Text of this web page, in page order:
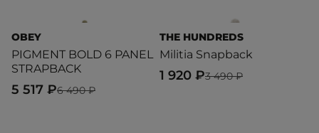
OBEY
PIGMENT BOLD 6 PANEL
STRAPBACK
6 490 ₽
5 517 ₽
THE HUNDREDS
Militia Snapback
3 490 ₽
1 920 ₽